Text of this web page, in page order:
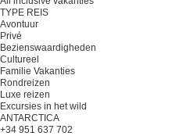
TYPE REIS
Avontuur
Privé
Bezienswaardigheden
Cultureel
Familie Vakanties
Rondreizen
Luxe reizen
Excursies in het wild
ANTARCTICA
+34 951 637 702